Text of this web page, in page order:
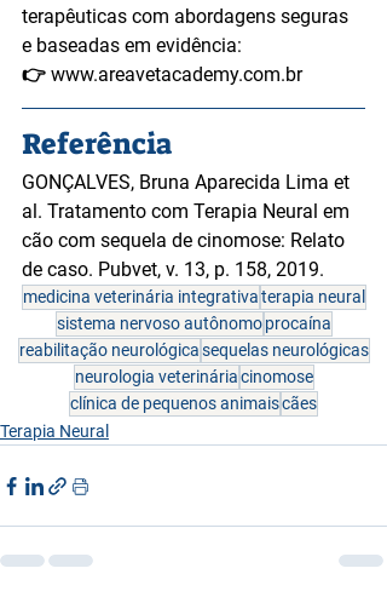
terapêuticas com abordagens seguras
e baseadas em evidência:
👉 www.areavetacademy.com.br
Referência
GONÇALVES, Bruna Aparecida Lima et
al. Tratamento com Terapia Neural em
cão com sequela de cinomose: Relato
de caso. Pubvet, v. 13, p. 158, 2019.
medicina veterinária integrativaterapia neural
sistema nervoso autônomo procaína
reabilitação neurológicasequelas neurológicas
neurologia veterináriacinomose
clínica de pequenos animaiscães
Terapia Neural